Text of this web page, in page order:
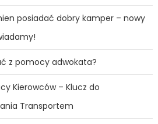
posiadać dobry kamper – nowy
z pomocy adwokata?
Kierowców – Klucz do
Transportem